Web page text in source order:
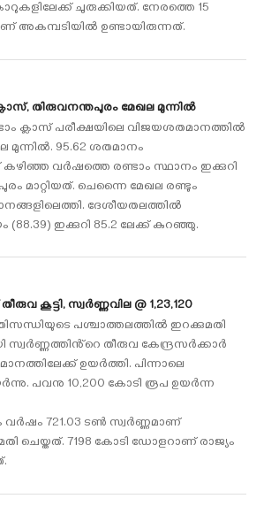
ചുരുക്കിയത്. നേരത്തെ 15
അകമ്പടിയിൽ ഉണ്ടായിരുന്നത്.
തിരുവനന്തപുരം മേഖല മുന്നിൽ
ക്ലാസ് പരീക്ഷയിലെ വിജയശതമാനത്തിൽ
മുന്നിൽ. 95.62 ശതമാനം
വർഷത്തെ രണ്ടാം സ്ഥാനം ഇക്കുറി
മാറ്റിയത്. ചെന്നൈ മേഖല രണ്ടും
ദേശീയതലത്തിൽ
ഇക്കുറി 85.2 ലേക്ക് കുറഞ്ഞു.
കൂട്ടി, സ്വർണ്ണവില @ 1,23,120
പശ്ചാത്തലത്തിൽ ഇറക്കുമതി
സ്വർണ്ണത്തിൻ്റെ തീരുവ കേന്ദ്രസർക്കാർ
ഉയർത്തി. പിന്നാലെ
പവനു 10,200 കോടി രൂപ ഉയർന്ന
721.03 ടൺ സ്വർണ്ണമാണ്
ചെയ്തത്. 7198 കോടി ഡോളറാണ് രാജ്യം